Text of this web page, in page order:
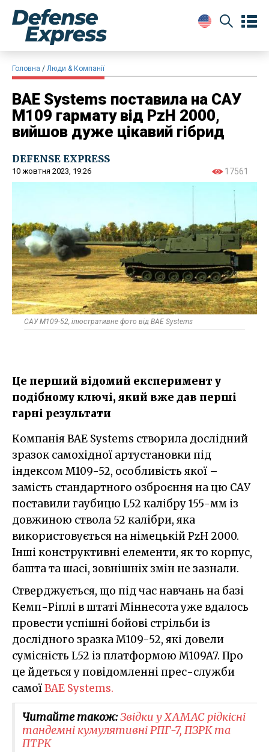
Головна Люди & Компанії
BAE Systems поставила на САУ
M109 гармату від PzH 2000,
вийшов дуже цікавий гібрид
DEFENSE EXPRESS
10 жовтня 2023, 19:26 17561
САУ M109-52, ілюстративне фото від BAE Systems
Це перший відомий експеримент у
подібному ключі, який вже дав перші
гарні результати
Компанія BAE Systems створила дослідний
зразок самохідної артустановки під
індексом M109-52, особливість якої –
замість стандартного озброєння на цю САУ
поставили гаубицю L52 калібру 155-мм із
довжиною ствола 52 калібри, яка
використовується на німецькій PzH 2000.
Інші конструктивні елементи, як то корпус,
башта та шасі, зовнішніх змін не зазнали.
Стверджується, що під час навчань на базі
Кемп-Ріплі в штаті Міннесота уже вдалось
провести успішні бойові стрільби із
дослідного зразка M109-52, які довели
сумісність L52 із платформою M109A7. Про
це йдеться у повідомленні прес-служби
самоїBAE Systems.
Читайте також:Звідки у ХАМАС рідкісні
тандемні кумулятивні РПГ-7, ПЗРК та
ПТРК